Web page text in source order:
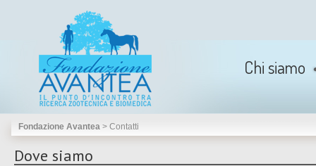
Chi siamo
Fondazione Avantea > Contatti
Dove siamo